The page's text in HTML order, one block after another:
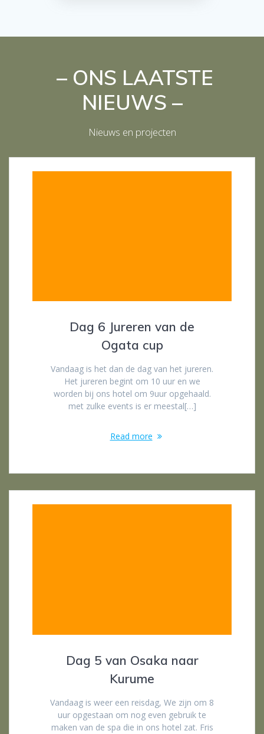
– ONS LAATSTE
NIEUWS –
Nieuws en projecten
Dag 6 Jureren van de
Ogata cup
Vandaag is het dan de dag van het jureren.
Het jureren begint om 10 uur en we
worden bij ons hotel om 9uur opgehaald.
met zulke events is er meestal[…]
Read more
Dag 5 van Osaka naar
Kurume
Vandaag is weer een reisdag, We zijn om 8
uur opgestaan om nog even gebruik te
maken van de spa die in ons hotel zat. Fris